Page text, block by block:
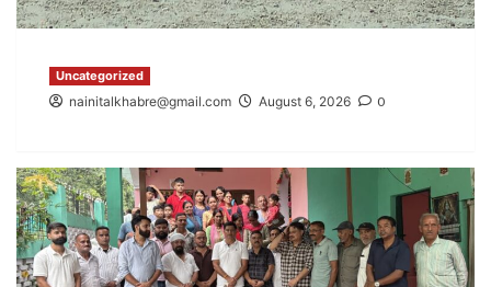
Uncategorized
nainitalkhabre@gmail.com August 6, 2026 0